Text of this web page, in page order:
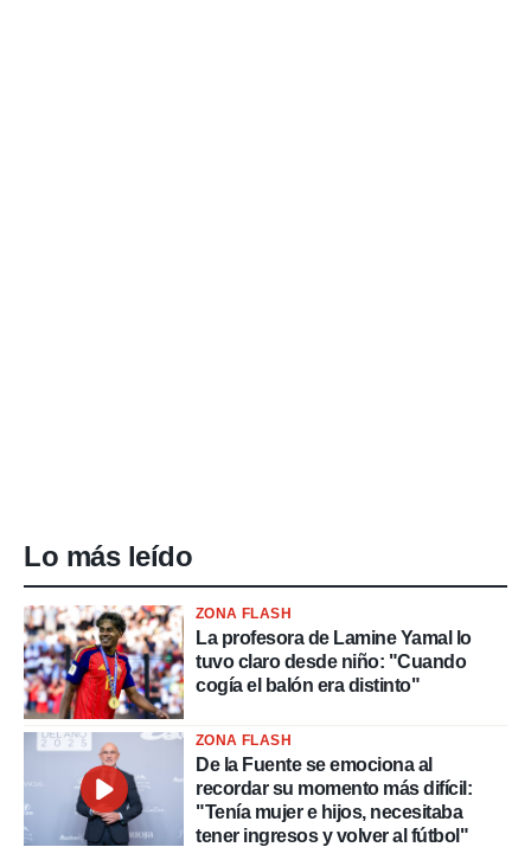
Lo más leído
ZONA FLASH
La profesora de Lamine Yamal lo
tuvo claro desde niño: "Cuando
cogía el balón era distinto"
ZONA FLASH
De la Fuente se emociona al
recordar su momento más difícil:
"Tenía mujer e hijos, necesitaba
tener ingresos y volver al fútbol"